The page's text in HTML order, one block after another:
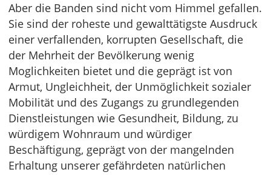
Aber die Banden sind nicht vom Himmel gefallen.
Sie sind der roheste und gewalttätigste Ausdruck
einer verfallenden, korrupten Gesellschaft, die
der Mehrheit der Bevölkerung wenig
Moglichkeiten bietet und die geprägt ist von
Armut, Ungleichheit, der Unmöglichkeit sozialer
Mobilität und des Zugangs zu grundlegenden
Dienstleistungen wie Gesundheit, Bildung, zu
würdigem Wohnraum und würdiger
Beschäftigung, geprägt von der mangelnden
Erhaltung unserer gefährdeten natürlichen